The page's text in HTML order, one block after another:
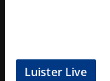
Luister Live